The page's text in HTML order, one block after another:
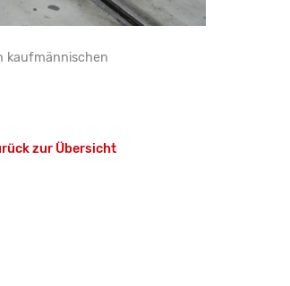
kaufmännischen
zur Übersicht